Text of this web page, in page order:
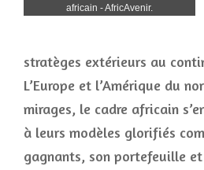
africain - AfricAvenir.
stratèges extérieurs au
L’Europe et l’Amérique du
mirages, le cadre africain
à leurs modèles glorifiés
gagnants, son portefeuille